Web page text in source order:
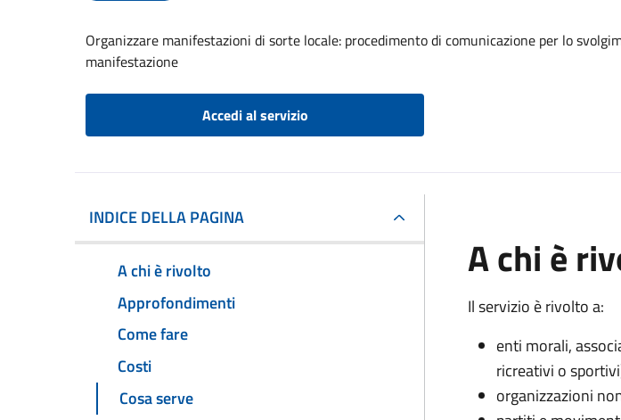
Organizzare manifestazioni di sorte locale: procedimento di comunicazione per lo
manifestazione
Accedi al servizio
INDICE DELLA PAGINA
A chi è rivolto
Approfondimenti
Come fare
Costi
Cosa serve
A chi è
Il servizio è rivolto a:
enti morali,
ricreativi o
organizzazioni